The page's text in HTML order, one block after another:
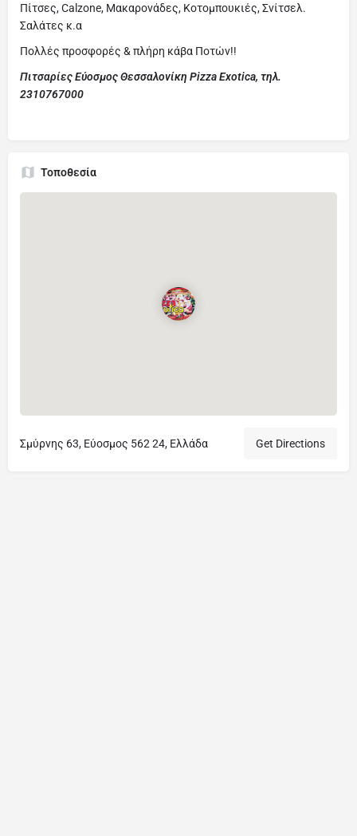
Πίτσες, Calzone, Μακαρονάδες, Κοτομπουκιές, Σνίτσελ.
Σαλάτες κ.α
Πολλές προσφορές & πλήρη κάβα Ποτών!!
Πιτσαρίες Εύοσμος Θεσσαλονίκη Pizza Exotica, τηλ.
2310767000
Τοποθεσία
Σμύρνης 63, Εύοσμος 562 24, Ελλάδα Get Directions